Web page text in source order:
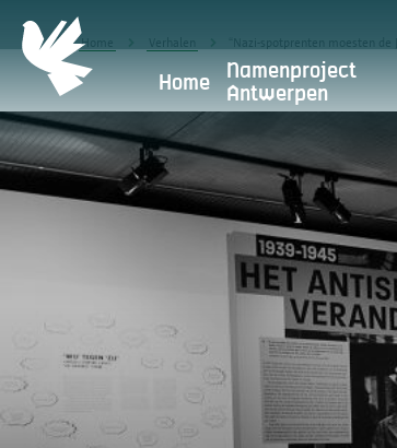
Home “Nazi-spotprenten moesten de
Home
Namenproject
Antwerpen
Antwerpen
het
Waarvoor gebruiken
persoonsgegevens?